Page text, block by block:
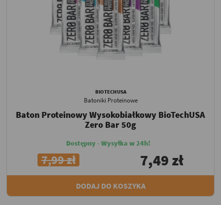
BIOTECHUSA
Batoniki Proteinowe
Baton Proteinowy Wysokobiałkowy BioTechUSA
Zero Bar 50g
Dostępny - Wysyłka w 24h!
7,99 zł 7,49 zł
DODAJ DO KOSZYKA